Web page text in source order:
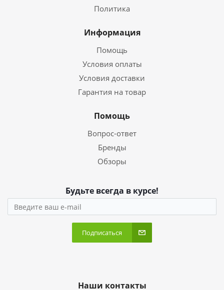
Политика
Информация
Помощь
Условия оплаты
Условия доставки
Гарантия на товар
Помощь
Вопрос-ответ
Бренды
Обзоры
Будьте всегда в курсе!
Подписаться
Наши контакты